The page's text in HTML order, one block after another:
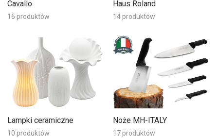
Cavallo
16 produktów
Haus Roland
14 produktów
Lampki ceramiczne
10 produktów
Noże MH-ITALY
17 produktów